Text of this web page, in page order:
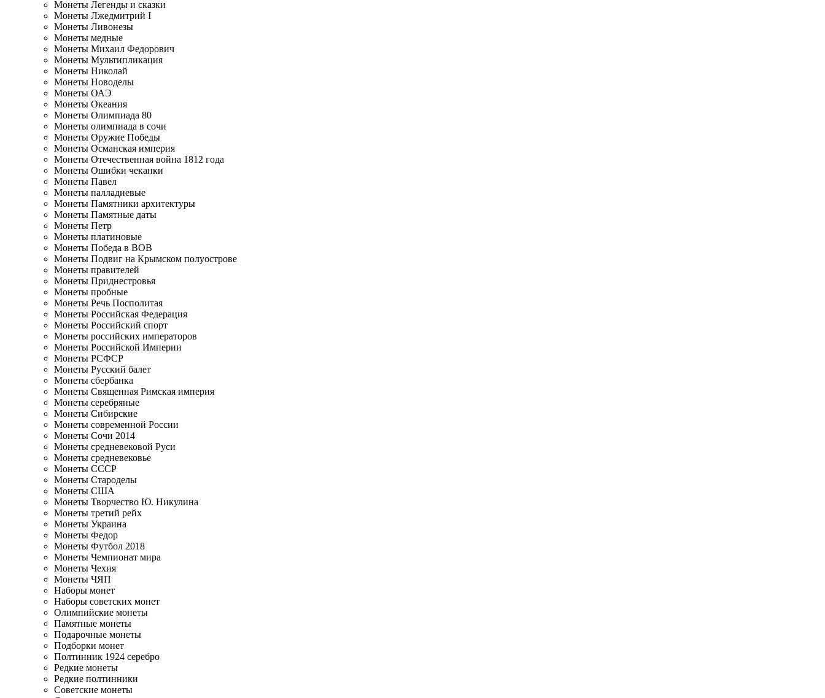
Монеты Легенды и сказки
Монеты Лжедмитрий I
Монеты Ливонезы
Монеты медные
Монеты Михаил Федорович
Монеты Мультипликация
Монеты Николай
Монеты Новоделы
Монеты ОАЭ
Монеты Океания
Монеты Олимпиада 80
Монеты олимпиада в сочи
Монеты Оружие Победы
Монеты Османская империя
Монеты Отечественная война 1812 года
Монеты Ошибки чеканки
Монеты Павел
Монеты палладиевые
Монеты Памятники архитектуры
Монеты Памятные даты
Монеты Петр
Монеты платиновые
Монеты Победа в ВОВ
Монеты Подвиг на Крымском полуострове
Монеты правителей
Монеты Приднестровья
Монеты пробные
Монеты Речь Посполитая
Монеты Российская Федерация
Монеты Российский спорт
Монеты российских императоров
Монеты Российской Империи
Монеты РСФСР
Монеты Русский балет
Монеты сбербанка
Монеты Священная Римская империя
Монеты серебряные
Монеты Сибирские
Монеты современной России
Монеты Сочи 2014
Монеты средневековой Руси
Монеты средневековье
Монеты СССР
Монеты Староделы
Монеты США
Монеты Творчество Ю. Никулина
Монеты третий рейх
Монеты Украина
Монеты Федор
Монеты Футбол 2018
Монеты Чемпионат мира
Монеты Чехия
Монеты ЧЯП
Наборы монет
Наборы советских монет
Олимпийские монеты
Памятные монеты
Подарочные монеты
Подборки монет
Полтинник 1924 серебро
Редкие монеты
Редкие полтинники
Советские монеты